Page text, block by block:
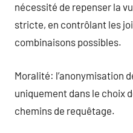
nécessité de repenser la
stricte, en contrôlant les
combinaisons possibles.
Moralité: l’anonymisation
uniquement dans le choix
chemins de requêtage.